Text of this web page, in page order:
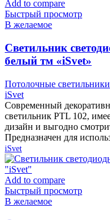
Add to compare
Быстрый просмотр
В желаемое
Cветильник
белый тм «iSvet»
Потолочные светильники
iSvet
Современный
светильник PTL 102,
дизайн и выгодно
Предназначен для
iSvet
Add to compare
Быстрый просмотр
В желаемое